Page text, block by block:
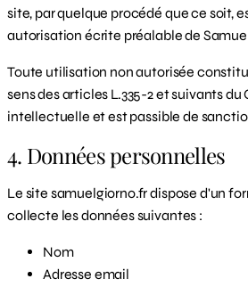
site, par quelque procédé que ce soit,
autorisation écrite préalable de
Toute utilisation non autorisée
sens des articles L.335-2 et suivants
intellectuelle et est passible de
4. Données personnelles
Le site samuelgiorno.fr dispose d'un
collecte les données suivantes :
Nom
Adresse email